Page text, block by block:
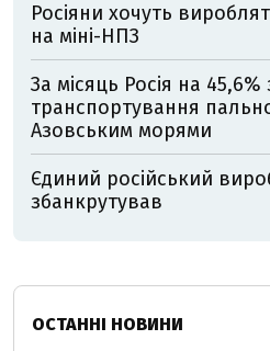
Росіяни хочуть
на міні-НПЗ
За місяць Росія на
транспортування
Азовським морями
Єдиний російський
збанкрутував
ОСТАННІ НОВИНИ